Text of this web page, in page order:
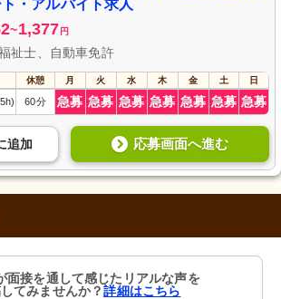
・アルバイト求人
~1,377 円
祉士、自動車免許
休憩 月 火 水 木 金 土 日
60分 急募 急募 急募 急募 急募 急募 急募
追加 応募画面へ進む
面接を通して感じたリアルな声を
てみませんか？詳細はこちら